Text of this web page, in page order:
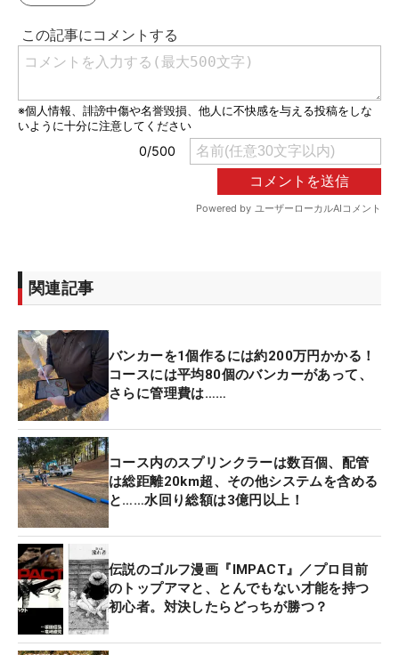
関連記事
バンカーを1個作るには約200万円かかる！
コースには平均80個のバンカーがあって、
さらに管理費は……
コース内のスプリンクラーは数百個、配管
は総距離20km超、その他システムを含める
と……水回り総額は3億円以上！
伝説のゴルフ漫画『IMPACT』／プロ目前
のトップアマと、とんでもない才能を持つ
初心者。対決したらどっちが勝つ？